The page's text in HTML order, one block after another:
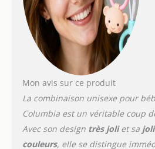
Mon avis sur ce produit
La combinaison unisexe pour
Columbia est un véritable coup
Avec son design très joliet sa
couleurs, elle se distingue